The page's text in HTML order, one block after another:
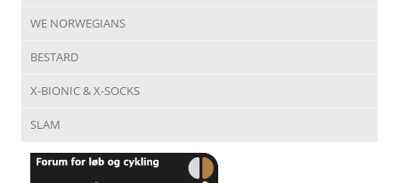
WE NORWEGIANS
BESTARD
X-BIONIC & X-SOCKS
SLAM